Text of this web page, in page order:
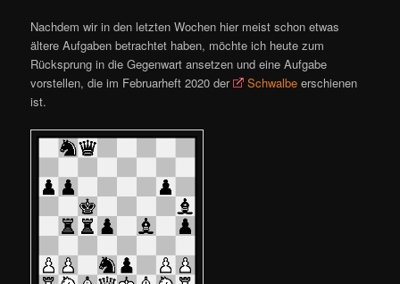
Nachdem wir in den letzten Wochen hier meist schon etwas
ältere Aufgaben betrachtet haben, möchte ich heute zum
Rücksprung in die Gegenwart ansetzen und eine Aufgabe
vorstellen, die im Februarheft 2020 der
Schwalbe erschienen
ist.